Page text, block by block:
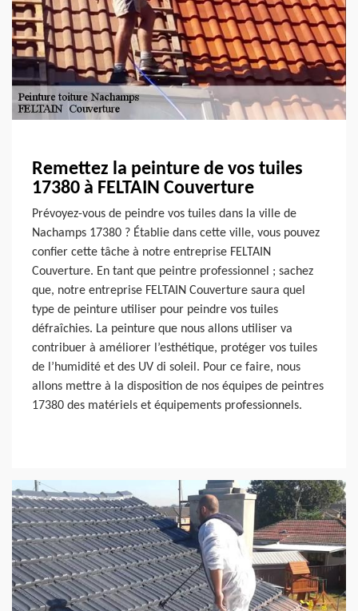
Remettez la peinture de vos tuiles
17380 à FELTAIN Couverture
Prévoyez-vous de peindre vos tuiles dans la ville de
Nachamps 17380 ? Établie dans cette ville, vous pouvez
confier cette tâche à notre entreprise FELTAIN
Couverture. En tant que peintre professionnel ; sachez
que, notre entreprise FELTAIN Couverture saura quel
type de peinture utiliser pour peindre vos tuiles
défraîchies. La peinture que nous allons utiliser va
contribuer à améliorer l’esthétique, protéger vos tuiles
de l’humidité et des UV di soleil. Pour ce faire, nous
allons mettre à la disposition de nos équipes de peintres
17380 des matériels et équipements professionnels.